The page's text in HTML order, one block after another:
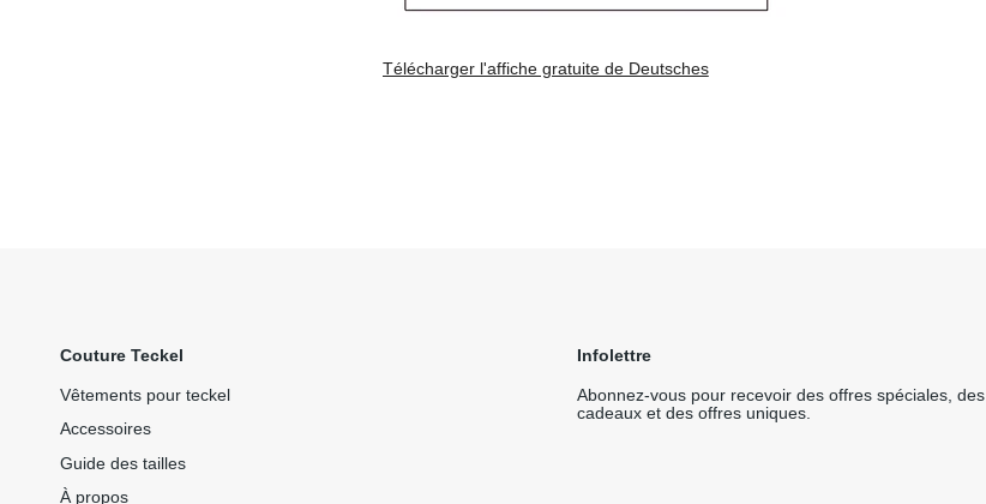
Télécharger l'affiche gratuite de Deutsches
Couture Teckel
Vêtements pour teckel
Accessoires
Guide des tailles
À propos
Infolettre
Abonnez-vous pour recevoir des offres spéciales, des
cadeaux et des offres uniques.